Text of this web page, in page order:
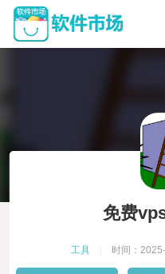
免费
工具 时间：